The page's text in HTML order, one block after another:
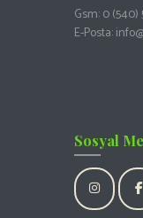
Gsm:0 (540)
E-Posta:
Sosyal